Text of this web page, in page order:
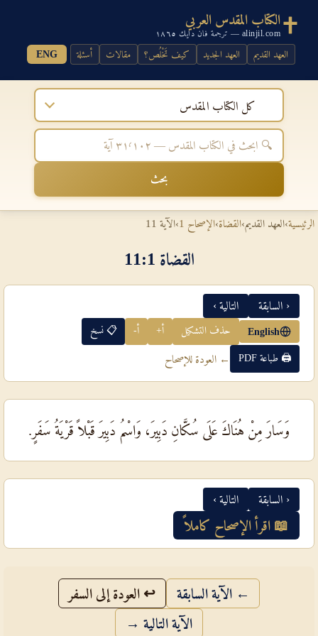
الكتاب المقدس العربي
alinjil.com — ترجمة فان دايك ١٨٦٥
العهد القديم العهد الجديد كيف تَخْلُص؟ مقالات أسئلة ENG
كل الكتاب المقدس
بحث
الرئيسية›العهد القديم›القضاة›الإصحاح 1 ›الآية 11
القضاة 1‏:‏11
‹ السابقة التالية ›
English حذف التشكيل أ+ أ- 📋 نسخ
🖨 طباعة PDF ← العودة للإصحاح
وَسَارَ مِنْ هُنَاكَ عَلَى سُكَّانِ دَبِيرَ، وَاسْمُ دَبِيرَ قَبْلاً قَرْيَةُ سَفَرٍ.
‹ السابقة التالية ›
📖 اقرأ الإصحاح كاملاً
← الآية السابقة
↩ العودة إلى السفر
الآية التالية →